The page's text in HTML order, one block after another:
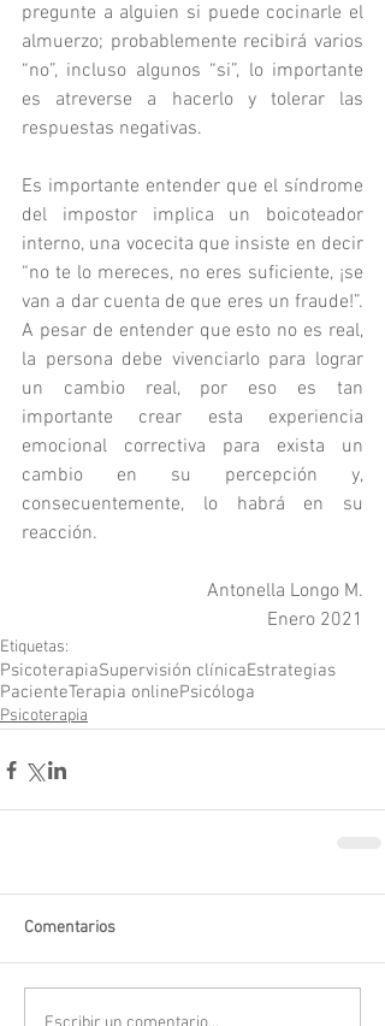
pregunte a alguien si puede cocinarle el
almuerzo; probablemente recibirá varios
“no”, incluso algunos “si”, lo importante
es atreverse a hacerlo y tolerar las
respuestas negativas.
Es importante entender que el síndrome
del impostor implica un boicoteador
interno, una vocecita que insiste en decir
“no te lo mereces, no eres suficiente, ¡se
van a dar cuenta de que eres un fraude!”.
A pesar de entender que esto no es real,
la persona debe vivenciarlo para lograr
un cambio real, por eso es tan
importante crear esta experiencia
emocional correctiva para exista un
cambio en su percepción y,
consecuentemente, lo habrá en su
reacción.
Antonella Longo M.
Enero 2021
Etiquetas:
PsicoterapiaSupervisión clínicaEstrategias
PacienteTerapia onlinePsicóloga
Psicoterapia
Comentarios